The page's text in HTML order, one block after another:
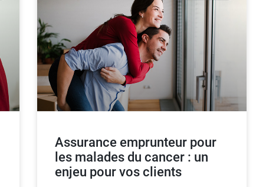
Assurance emprunteur pour
les malades du cancer : un
enjeu pour vos clients